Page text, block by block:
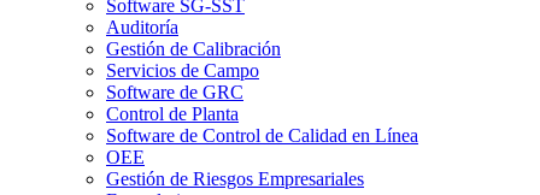
Software SG-SST
Auditoría
Gestión de Calibración
Servicios de Campo
Software de GRC
Control de Planta
Software de Control de Calidad en Línea
OEE
Gestión de Riesgos Empresariales